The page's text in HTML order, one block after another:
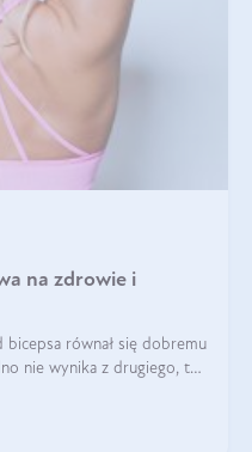
na zdrowie i
równał się dobremu
nie wynika z drugiego, to